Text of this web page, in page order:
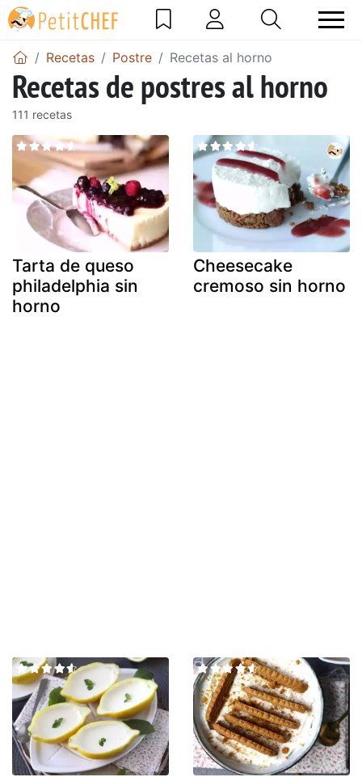
Recetas Postre Recetas al horno
Recetas de postres al horno
111 recetas
Tarta de queso
philadelphia sin
horno
Cheesecake
cremoso sin horno